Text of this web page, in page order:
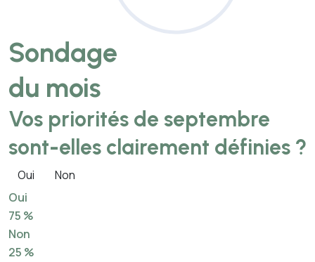
Sondage
du mois
Vos priorités de septembre
sont-elles clairement définies ?
Oui
Non
Oui
75 %
Non
25 %